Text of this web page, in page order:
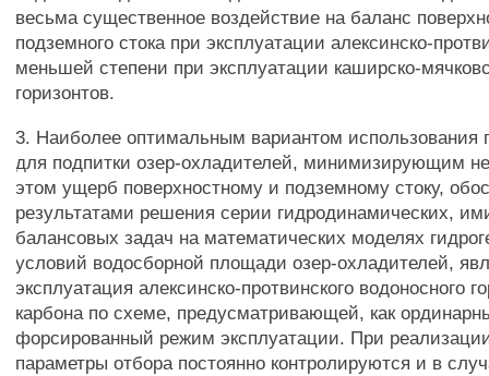
весьма существенное воздействие на баланс
подземного стока при эксплуатации алексинско-
меньшей степени при эксплуатации каширско-
горизонтов.
3. Наиболее оптимальным вариантом использования
для подпитки озер-охладителей, минимизирующим
этом ущерб поверхностному и подземному стоку,
результатами решения серии гидродинамических,
балансовых задач на математических моделях
условий водосборной площади озер-охладителей,
эксплуатация алексинско-протвинского водоносного
карбона по схеме, предусматривающей, как
форсированный режим эксплуатации. При
параметры отбора постоянно контролируются и в